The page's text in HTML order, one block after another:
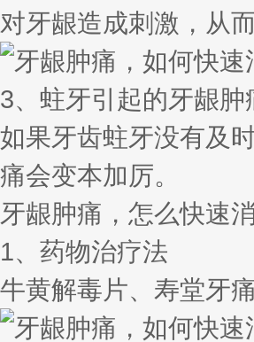
对牙龈造成刺激，从
3、蛀牙引起的牙龈肿
如果牙齿蛀牙没有及
痛会变本加厉。
牙龈肿痛，怎么快速
1、药物治疗法
牛黄解毒片、寿堂牙